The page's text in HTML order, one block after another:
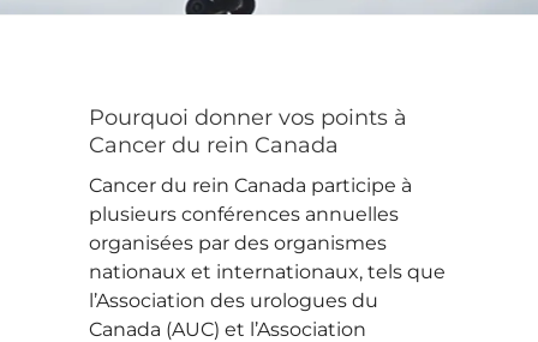
Pourquoi donner vos points à
Cancer du rein Canada
Cancer du rein Canada participe à
plusieurs conférences annuelles
organisées par des organismes
nationaux et internationaux, tels que
l’Association des urologues du
Canada (AUC) et l’Association